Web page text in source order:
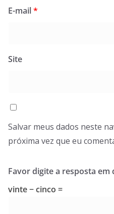
E-mail*
Site
Salvar meus dados neste
próxima vez que eu
Favor digite a resposta em
vinte − cinco =